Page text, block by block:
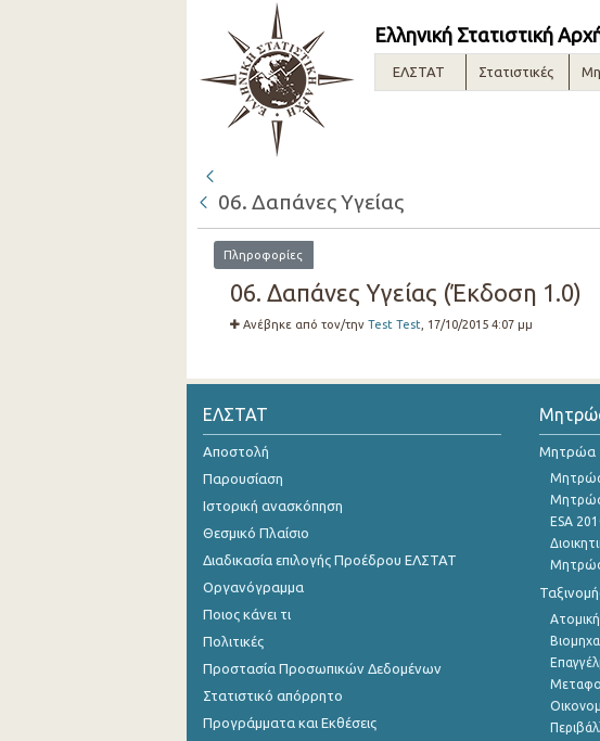
Ελληνική Στατιστική
ΕΛΣΤΑΤ Στατιστικές
06. Δαπάνες Υγείας
Πληροφορίες
06. Δαπάνες Υγείας (Έκδοση 1.0)
Ανέβηκε από τον/την Test Test , 17/10/2015 4:07 μμ
ΕΛΣΤΑΤ
Αποστολή
Παρουσίαση
Ιστορική ανασκόπηση
Θεσμικό Πλαίσιο
Διαδικασία επιλογής Προέδρου ΕΛΣΤΑΤ
Οργανόγραμμα
Ποιος κάνει τι
Πολιτικές
Προστασία Προσωπικών Δεδομένων
Στατιστικό απόρρητο
Προγράμματα και Εκθέσεις
Μητρώα
Μητρώα
Μητρώο
ESA